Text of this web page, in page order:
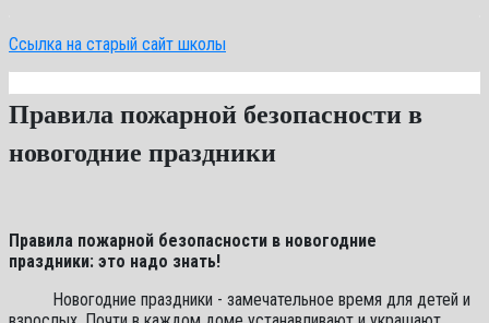
Ссылка на старый сайт школы
Правила пожарной безопасности в
новогодние праздники
Правила пожарной безопасности в новогодние
праздники: это надо знать!
Новогодние праздники - замечательное время для детей и